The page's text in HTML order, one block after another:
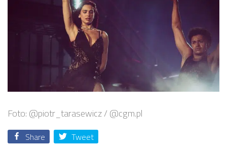
Foto: @piotr_tarasewicz / @cgm.pl
Share Tweet